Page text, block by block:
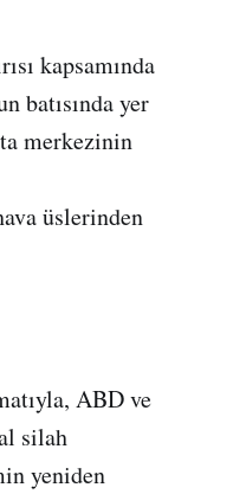
kapsamında
batısında yer
merkezinin
üslerinden
ABD ve
silah
yeniden